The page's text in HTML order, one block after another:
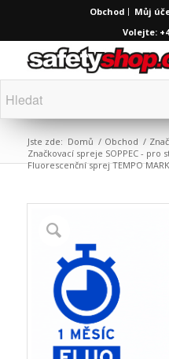
Obchod Můj
Volejte:
Jste zde: Domů / Obchod /
Značkovací spreje SOPPEC - pro
Fluorescenční sprej TEMPO